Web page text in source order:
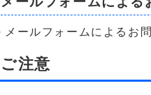
メールフォームによるお
ご注意